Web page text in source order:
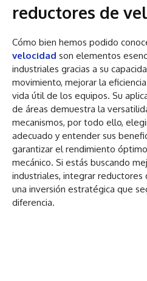
reductores de
Cómo bien hemos podido
velocidad son elementos
industriales gracias a su
movimiento, mejorar la
vida útil de los equipos. Su
de áreas demuestra la
mecanismos, por todo ello,
adecuado y entender sus
garantizar el rendimiento
mecánico. Si estás buscando
industriales, integrar
una inversión estratégica que
diferencia.